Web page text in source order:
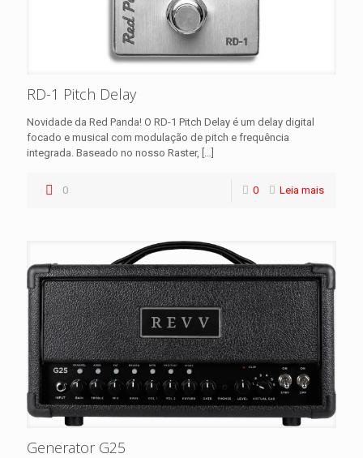
RD-1 Pitch Delay
Novidade da Red Panda! O RD-1 Pitch Delay é um delay digital
focado e musical com modulação de pitch e frequência
integrada. Baseado no nosso Raster, […]
0 0 Leia mais
Generator G25